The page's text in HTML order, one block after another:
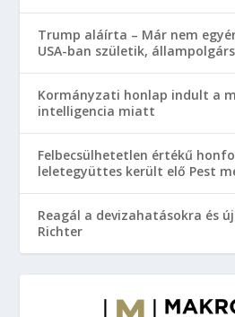
Trump aláírta – Már nem
USA-ban születik,
Kormányzati honlap indult a
intelligencia miatt
Felbecsülhetetlen értékű
leletegyüttes került elő Pest
Reagál a devizahatásokra és
Richter